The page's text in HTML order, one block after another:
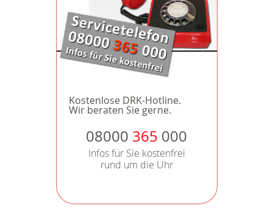
Kostenlose DRK-Hotline.
Wir beraten Sie gerne.
08000 365 000
Infos für Sie kostenfrei
rund um die Uhr